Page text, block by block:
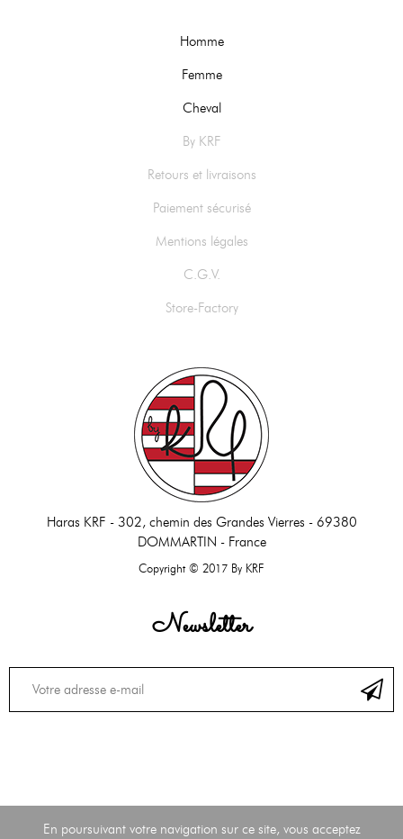
Homme
Femme
Cheval
By KRF
Retours et livraisons
Paiement sécurisé
Mentions légales
C.G.V.
Store-Factory
Haras KRF - 302, chemin des Grandes Vierres - 69380
DOMMARTIN - France
Copyright © 2017 By KRF
Newsletter
En poursuivant votre navigation sur ce site, vous acceptez